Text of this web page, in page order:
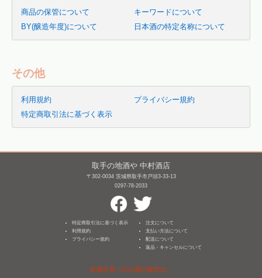
商品の保管について
キーワードについて
BY(醸造年度)について
日本酒の特定名称について
その他
利用規約
プライバシー規約
特定商取引法に基づく表示
取手の地酒や 中村酒店
〒302-0034 茨城県取手市戸頭3-33-13
0297-78-2033
特定商取引法に基づく表示
利用規約
プライバシー規約
注文について
支払い方法について
配送について
返品・キャンセルについて
未成年者へのお酒の販売は、